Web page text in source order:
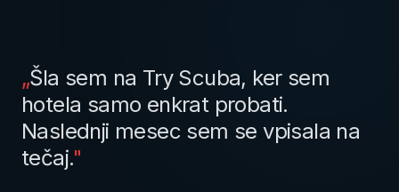
„Šla sem na Try Scuba, ker sem
hotela samo enkrat probati.
Naslednji mesec sem se vpisala na
tečaj."